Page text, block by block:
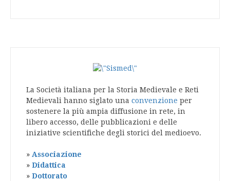
La Società italiana per la Storia Medievale e Reti
Medievali hanno siglato una convenzione per
sostenere la più ampia diffusione in rete, in
libero accesso, delle pubblicazioni e delle
iniziative scientifiche degli storici del medioevo.
» Associazione
» Didattica
» Dottorato